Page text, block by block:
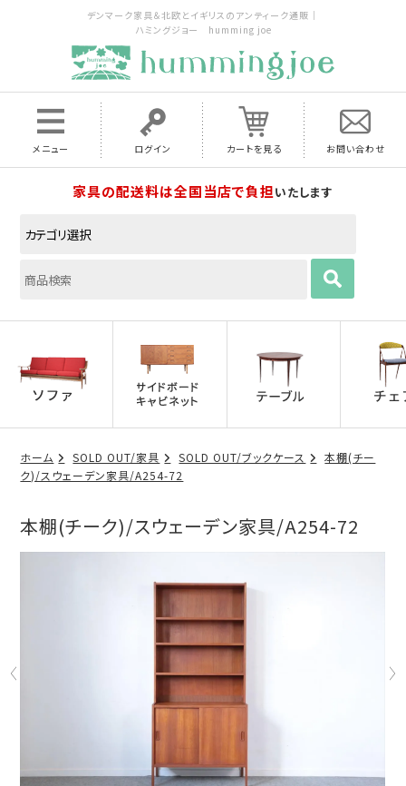
デンマーク家具＆北欧とイギリスのアンティーク通販｜
ハミングジョー humming joe
メニュー ログイン カートを見る お問い合わせ
家具の配送料は全国当店で負担いたします
ホーム SOLD OUT/家具 SOLD OUT/ブックケース
本棚(チー
ク)/スウェーデン家具/A254-72
本棚(チーク)/スウェーデン家具/A254-72